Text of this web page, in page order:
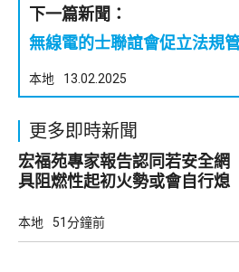
下一篇新聞：
無線電的士聯誼會促立法規
本地 13.02.2025
更多即時新聞
宏福苑專家報告認同若安全網
具阻燃性起初火勢或會自行熄
本地 51分鐘前